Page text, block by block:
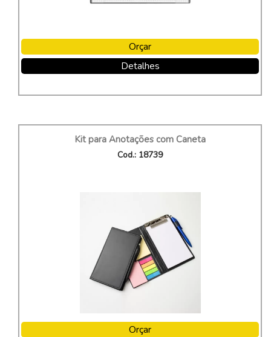
Orçar
Detalhes
Kit para Anotações com Caneta
Cod.: 18739
Orçar